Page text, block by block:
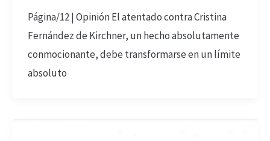
Página/12 | Opinión El atentado contra Cristina
Fernández de Kirchner, un hecho absolutamente
conmocionante, debe transformarse en un límite
absoluto